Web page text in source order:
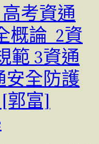
高考資通
概論 2資
範 3資通
安全防護
郭富]